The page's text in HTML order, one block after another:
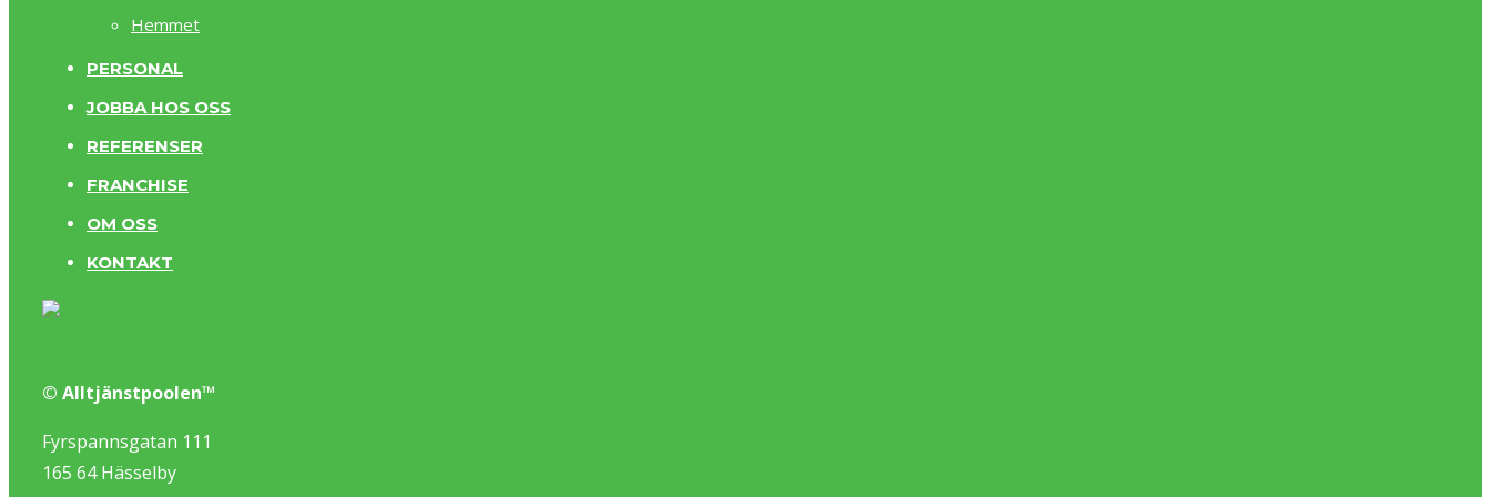
Hemmet
PERSONAL
JOBBA HOS OSS
REFERENSER
FRANCHISE
OM OSS
KONTAKT
© Alltjänstpoolen™
Fyrspannsgatan 111
165 64 Hässelby